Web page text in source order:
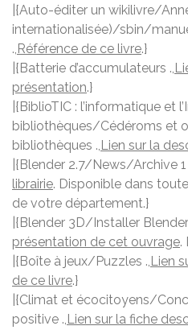
|{Auto-éditer un wikilivre/
internationalisée)/sbin/
., Référence de ce livre.}
|{Batterie d’accumulateurs .,
présentation.}
|{BiblioTIC : l’informatique et
bibliothèques/Cédéroms et
bibliothèques ., Lien sur la
|{Blender 2.7/News/Archive 1
librairie. Disponible dans
de votre département.}
|{Blender 3D/Installer Blender
présentation de cet ouvrage.
|{Boîte à jeux/Puzzles ., Lien
de ce livre.}
|{Climat et écocitoyens/
positive ., Lien sur la fiche